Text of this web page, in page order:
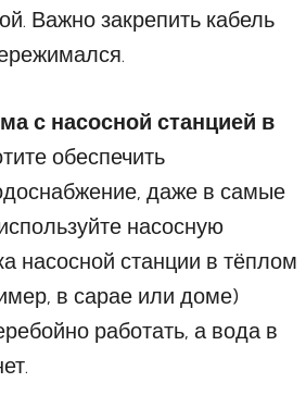
Важно закрепить кабель
с насосной станцией в
обеспечить
даже в самые
насосную
насосной станции в тёплом
в сарае или доме)
работать, а вода в